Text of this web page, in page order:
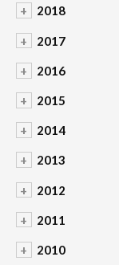
+ 2018
+ 2017
+ 2016
+ 2015
+ 2014
+ 2013
+ 2012
+ 2011
+ 2010